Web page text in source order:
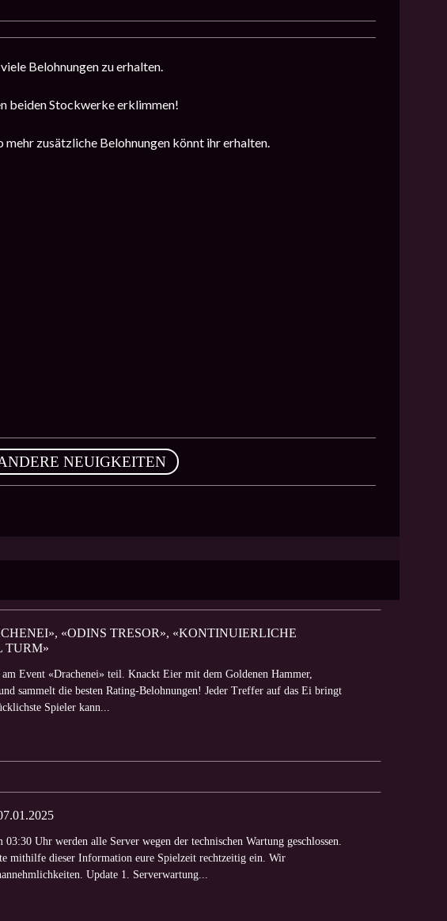
Belohnungen zu erhalten.
beiden Stockwerke erklimmen!
zusätzliche Belohnungen könnt ihr erhalten.
NEUIGKEITEN
«ODINS TRESOR», «KONTINUIERLICHE
TURM»
Event «Drachenei» teil. Knackt Eier mit dem Goldenen Hammer,
sammelt die besten Rating-Belohnungen! Jeder Treffer auf das Ei bringt
Spieler kann...
Uhr werden alle Server wegen der technischen Wartung geschlossen.
mithilfe dieser Information eure Spielzeit rechtzeitig ein. Wir
Update 1. Serverwartung...